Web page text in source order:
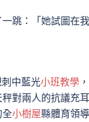
跳：「她試圖在我
中藍光小班教學
對兩人的抗議充
小樹屋縣體育領